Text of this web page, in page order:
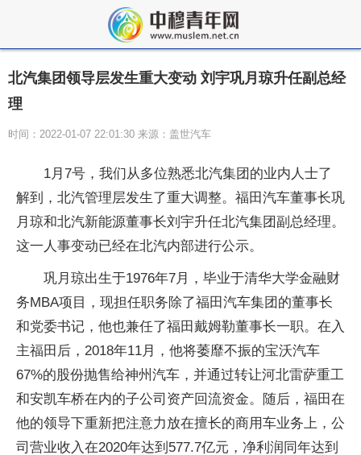
北汽集团领导层发生重大变动 刘宇巩月琼升任副总经
理
时间：2022-01-07 22:01:30 来源：盖世汽车
1月7号，我们从多位熟悉北汽集团的业内人士了
解到，北汽管理层发生了重大调整。福田汽车董事长巩
月琼和北汽新能源董事长刘宇升任北汽集团副总经理。
这一人事变动已经在北汽内部进行公示。
巩月琼出生于1976年7月，毕业于清华大学金融财
务MBA项目，现担任职务除了福田汽车集团的董事长
和党委书记，他也兼任了福田戴姆勒董事长一职。在入
主福田后，2018年11月，他将萎靡不振的宝沃汽车
67%的股份抛售给神州汽车，并通过转让河北雷萨重工
和安凯车桥在内的子公司资产回流资金。随后，福田在
他的领导下重新把注意力放在擅长的商用车业务上，公
司营业收入在2020年达到577.7亿元，净利润同年达到